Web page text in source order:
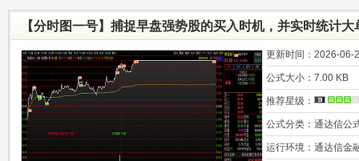
【分时图一号】捕捉早盘强势股的买入时机，并实时统计
更新时间： 2026-06-
公式大小： 7.00 KB
推荐星级：
公式分类： 通达信公
运行环境： 通达信金